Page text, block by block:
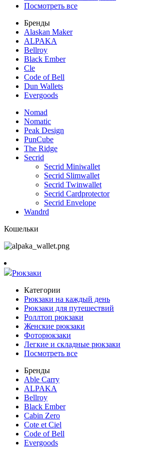
Посмотреть все
Бренды
Alaskan Maker
ALPAKA
Bellroy
Black Ember
Cle
Code of Bell
Dun Wallets
Evergoods
Nomad
Nomatic
Peak Design
PunCube
The Ridge
Secrid
Secrid Miniwallet
Secrid Slimwallet
Secrid Twinwallet
Secrid Cardprotector
Secrid Envelope
Wandrd
Кошельки
Рюкзаки
Категории
Рюкзаки на каждый день
Рюкзаки для путешествий
Роллтоп рюкзаки
Женские рюкзаки
Фоторюкзаки
Легкие и складные рюкзаки
Посмотреть все
Бренды
Able Carry
ALPAKA
Bellroy
Black Ember
Cabin Zero
Cote et Ciel
Code of Bell
Evergoods